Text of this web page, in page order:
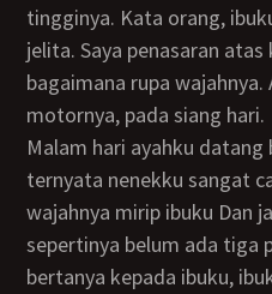
tingginya. Kata orang,
jelita. Saya penasaran
bagaimana rupa wajahnya.
motornya, pada siang hari.
Malam hari ayahku datang bersama nenekku,
ternyata nenekku sangat
wajahnya mirip ibuku Dan
sepertinya belum ada tiga
bertanya kepada ibuku,